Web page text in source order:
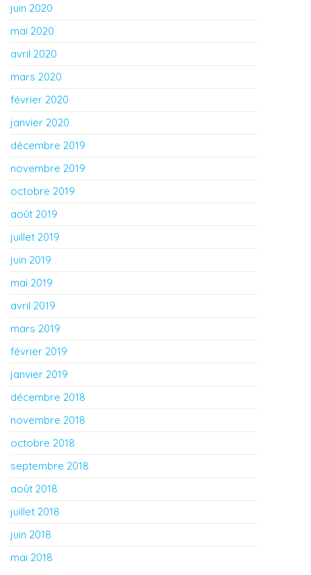
juin 2020
mai 2020
avril 2020
mars 2020
février 2020
janvier 2020
décembre 2019
novembre 2019
octobre 2019
août 2019
juillet 2019
juin 2019
mai 2019
avril 2019
mars 2019
février 2019
janvier 2019
décembre 2018
novembre 2018
octobre 2018
septembre 2018
août 2018
juillet 2018
juin 2018
mai 2018